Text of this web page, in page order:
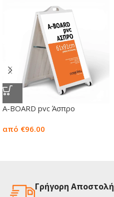
A-BOARD pvc Άσπρο
από €96.00
Γρήγορη Αποστολή